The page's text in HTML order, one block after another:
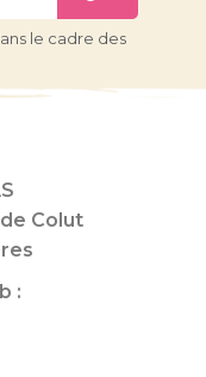
le cadre des
Colut
: